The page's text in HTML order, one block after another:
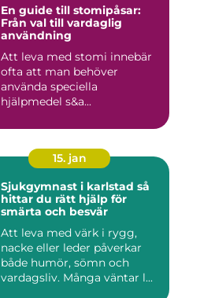
En guide till stomipåsar:
Från val till vardaglig
användning
Att leva med stomi innebär
ofta att man behöver
använda speciella
hjälpmedel s&a...
15. jan
Sjukgymnast i karlstad så
hittar du rätt hjälp för
smärta och besvär
Att leva med värk i rygg,
nacke eller leder påverkar
både humör, sömn och
vardagsliv. Många väntar l...